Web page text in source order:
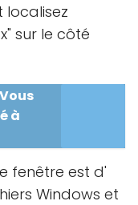
localisez
sur le côté
à
fenêtre est d'
Windows et